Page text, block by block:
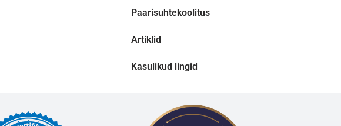
Paarisuhtekoolitus
Artiklid
Kasulikud lingid